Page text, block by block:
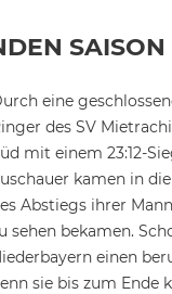
SAISON
eine
des SV
mit einem 23:12-
kamen in
Abstiegs ihrer
sehen bekamen.
einen
sie bis zum Ende